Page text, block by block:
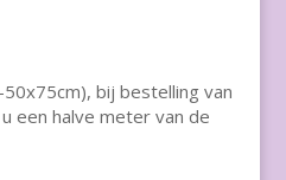
bij bestelling van
een halve meter van de